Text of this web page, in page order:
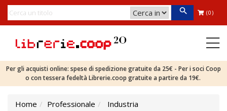
(0)
Per gli acquisti online: spese di spedizione gratuite da 25€ - Per i soci Coop
o con tessera fedeltà Librerie.coop gratuite a partire da 19€.
Home Professionale
Industria